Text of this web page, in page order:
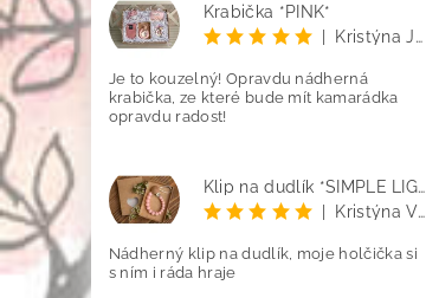
Krabička *PINK*
Kristýna Jenčo
Je to kouzelný! Opravdu nádherná
krabička, ze které bude mít kamarádka
opravdu radost!
Klip na dudlík *SIMPLE LIGHT PINK*
Kristýna Vetyšková
Nádherný klip na dudlík, moje holčička si
s ním i ráda hraje